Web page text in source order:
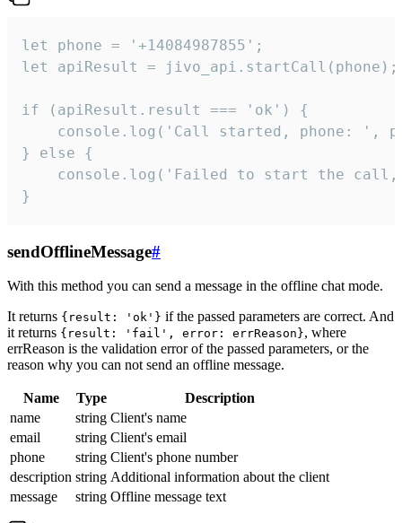
let phone = '+14084987855';
let apiResult = jivo_api.startCall(phone);
if (apiResult.result === 'ok') {
console.log('Call started, phone: ',
} else {
console.log('Failed to start the
}
sendOfflineMessage#
With this method you can send a message in the offline chat mode.
It returns {result: 'ok'} if the passed parameters are correct. And
it returns {result: 'fail', error: errReason}, where
errReason is the validation error of the passed parameters, or the
reason why you can not send an offline message.
Name Type
Description
name
string Client's name
email
string Client's email
phone
string Client's phone number
description string Additional information about the client
message
string Offline message text